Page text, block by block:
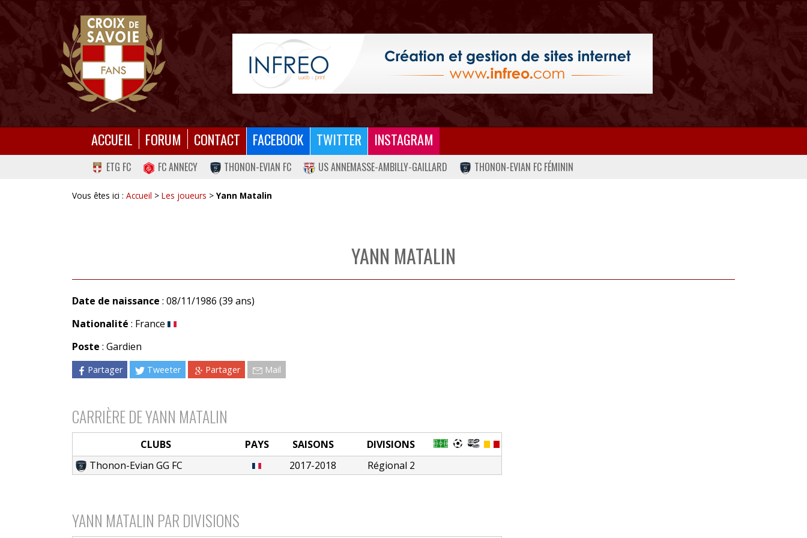
ACCUEIL FORUM CONTACT FACEBOOK TWITTER INSTAGRAM
ETG FC FC ANNECY THONON-EVIAN FC US ANNEMASSE-AMBILLY-GAILLARD THONON-EVIAN FC FÉMININ
Vous êtes ici : Accueil > Les joueurs > Yann Matalin
YANN MATALIN
Date de naissance : 08/11/1986 (39 ans)
Nationalité : France
Poste : Gardien
Partager Tweeter Partager Mail
CARRIÈRE DE YANN MATALIN
CLUBS PAYS SAISONS
DIVISIONS
Thonon-Evian GG FC
2017-2018 Régional 2
YANN MATALIN PAR DIVISIONS